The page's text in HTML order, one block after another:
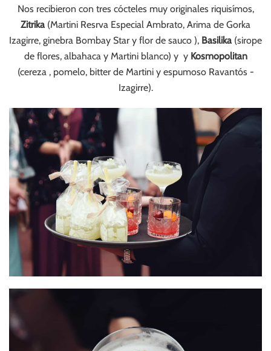
Nos recibieron con tres cócteles muy originales riquisímos,
Zitrika(Martini Resrva Especial Ambrato, Arima de Gorka
Izagirre, ginebra Bombay Star y flor de sauco ), Basilika(sirope
de flores, albahaca y Martini blanco) y y Kosmopolitan
(cereza , pomelo, bitter de Martini y espumoso Ravantós -
Izagirre).